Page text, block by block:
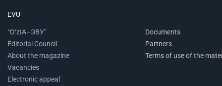
EVU
“O‘zIA–ЭВУ”
Editorial Council
About the magazine
Vacancies
Electronic appeal
Documents
Partners
Terms of use of the